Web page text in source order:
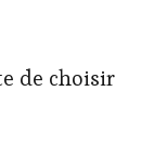
de choisir